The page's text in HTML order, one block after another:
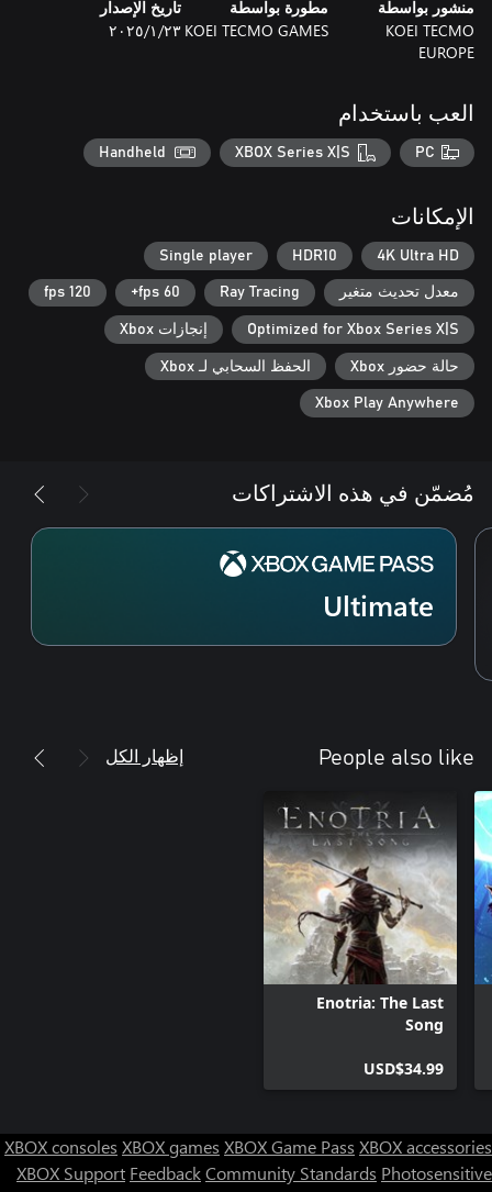
التي صدرت بعد اللعبة الأصلية. يمكن للاعبين التحكم في ثلاث
شخصيات إضافية: Momiji، و Ayane، وRachel. تتضمن اللعبة أيضًا وضع
تتوفر دقة 4K/120fps لجهاز Xbox Series S.
منشور بواسطة
KOEI TECMO
EUROPE
مطورة بواسطة
KOEI TECMO GAMES
تاريخ الإصدار
٢٣‏/١‏/٢٠٢٥
العب باستخدام
PC
XBOX Series X|S
Handheld
الإمكانات
4K Ultra HD
HDR10
Single player
معدل تحديث متغير Ray Tracing
60 fps+
120 fps
Optimized for Xbox Series X|S إنجازات Xbox
حالة حضور Xbox الحفظ السحابي لـ Xbox
Xbox Play Anywhere
مُضمّن في هذه الاشتراكات
Ultimate
People also like إظهار الكل
Enotria: The Last
Song
USD$34.99
XBOX consoles XBOX games XBOX Game Pass XBOX accessories
XBOX Support FeedbackCommunity Standards Photosensitive